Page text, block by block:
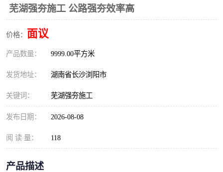
芜湖强夯施工 公路强夯效率高
价格： 面议
产品数量： 9999.00平方米
发货地址： 湖南省长沙浏阳市
关键词： 芜湖强夯施工
发布日期： 2026-08-08
阅 读 量： 118
产品描述